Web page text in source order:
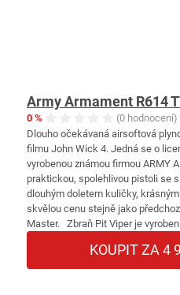
Army Armament R614
0 %
(0 hodnocení)
Dlouho očekávaná airsoftová
filmu John Wick 4. Jedná se o
vyrobenou známou firmou ARMY
praktickou, spolehlivou pistoli se
dlouhým doletem kuličky,
skvělou cenu stejně jako
Master. Zbraň Pit Viper je
KOUPIT ZA 4